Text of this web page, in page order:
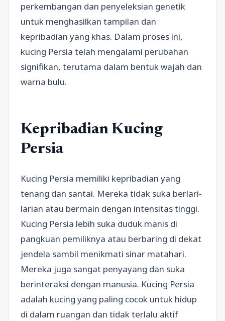
perkembangan dan penyeleksian genetik
untuk menghasilkan tampilan dan
kepribadian yang khas. Dalam proses ini,
kucing Persia telah mengalami perubahan
signifikan, terutama dalam bentuk wajah dan
warna bulu.
Kepribadian Kucing
Persia
Kucing Persia memiliki kepribadian yang
tenang dan santai. Mereka tidak suka berlari-
larian atau bermain dengan intensitas tinggi.
Kucing Persia lebih suka duduk manis di
pangkuan pemiliknya atau berbaring di dekat
jendela sambil menikmati sinar matahari.
Mereka juga sangat penyayang dan suka
berinteraksi dengan manusia. Kucing Persia
adalah kucing yang paling cocok untuk hidup
di dalam ruangan dan tidak terlalu aktif